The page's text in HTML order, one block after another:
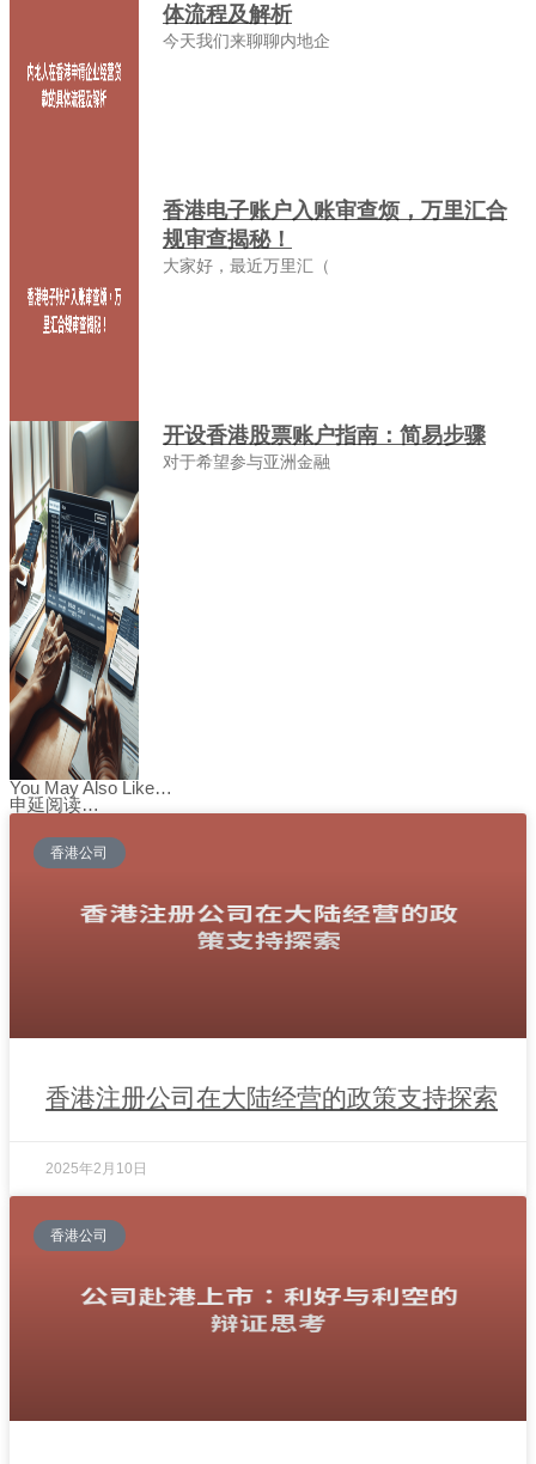
体流程及解析
今天我们来聊聊内地企
香港电子账户入账审查烦，万里汇合
规审查揭秘！
大家好，最近万里汇（
开设香港股票账户指南：简易步骤
对于希望参与亚洲金融
You May Also Like…
申延阅读…
香港公司
香港注册公司在大陆经营的政策支持探索
2025年2月10日
香港公司